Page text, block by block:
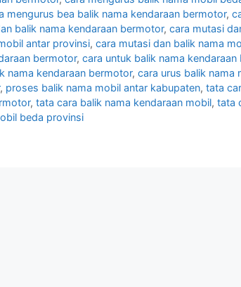
mengurus bea balik nama kendaraan bermotor,
balik nama kendaraan bermotor, cara mutasi
antar provinsi, cara mutasi dan balik nama
bermotor, cara untuk balik nama kendaraan
nama kendaraan bermotor, cara urus balik nama
, proses balik nama mobil antar kabupaten, tata
, tata cara balik nama kendaraan mobil, tata
beda provinsi